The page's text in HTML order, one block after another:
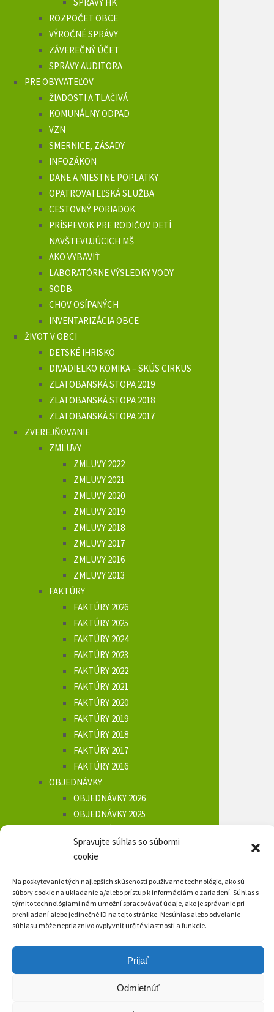
Spravujte súhlas so súbormi
cookie
Na poskytovanie tých najlepších skúseností používame technológie, ako sú
súbory cookie na ukladanie a/alebo prístup k informáciám o zariadení. Súhlas s
týmito technológiami nám umožní spracovávať údaje, ako je správanie pri
prehliadaní alebo jedinečné ID na tejto stránke. Nesúhlas alebo odvolanie
súhlasu môže nepriaznivo ovplyvniť určité vlastnosti a funkcie.
Prijať
Odmietnúť
ROZPOČET OBCE
VÝROČNÉ SPRÁVY
ZÁVEREČNÝ ÚČET
SPRÁVY AUDITORA
PRE OBYVATEĽOV
ŽIADOSTI A TLAČIVÁ
KOMUNÁLNY ODPAD
VZN
SMERNICE, ZÁSADY
INFOZÁKON
DANE A MIESTNE POPLATKY
OPATROVATEĽSKÁ SLUŽBA
CESTOVNÝ PORIADOK
PRÍSPEVOK PRE RODIČOV DETÍ
NAVŠTEVUJÚCICH MŠ
AKO VYBAVIŤ
LABORATÓRNE VÝSLEDKY VODY
SODB
CHOV OŠÍPANÝCH
INVENTARIZÁCIA OBCE
ŽIVOT V OBCI
DETSKÉ IHRISKO
DIVADIELKO KOMIKA – SKÚS CIRKUS
ZLATOBANSKÁ STOPA 2019
ZLATOBANSKÁ STOPA 2018
ZLATOBANSKÁ STOPA 2017
ZVEREJŇOVANIE
ZMLUVY
ZMLUVY 2022
ZMLUVY 2021
ZMLUVY 2020
ZMLUVY 2019
ZMLUVY 2018
ZMLUVY 2017
ZMLUVY 2016
ZMLUVY 2013
FAKTÚRY
FAKTÚRY 2026
FAKTÚRY 2025
FAKTÚRY 2024
FAKTÚRY 2023
FAKTÚRY 2022
FAKTÚRY 2021
FAKTÚRY 2020
FAKTÚRY 2019
FAKTÚRY 2018
FAKTÚRY 2017
FAKTÚRY 2016
OBJEDNÁVKY
OBJEDNÁVKY 2026
OBJEDNÁVKY 2025
OBJEDNÁVKY 2023
OBJEDNÁVKY 2022
OBJEDNÁVKY 2021
OBJEDNÁVKY 2020
OBJEDNÁVKY 2019
OBJEDNÁVKY 2018
OBJEDNÁVKY 2016
ÚZEMNÝ PLÁN